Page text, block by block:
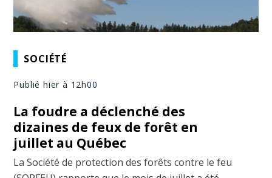
SOCIÉTÉ
Publié hier à 12h00
La foudre a déclenché des
dizaines de feux de forêt en
juillet au Québec
La Société de protection des forêts contre le feu